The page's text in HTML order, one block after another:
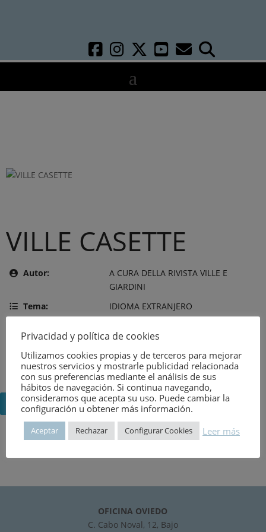
VILLE CASETTE
Autor:
A CURA DELLA RIVISTA VILLE E
GIARDINI
Tema:
IDIOMA EXTRANJERO
Año de publicación:
Número:
1691
Volver
OFICINA OVIEDO
C. Cabo Noval, 12, Bajo
Privacidad y política de cookies
Utilizamos cookies propias y de terceros para mejorar
nuestros servicios y mostrarle publicidad relacionada
con sus preferencias mediante el análisis de sus
hábitos de navegación. Si continua navegando,
consideramos que acepta su uso. Puede cambiar la
configuración u obtener más información.
Aceptar Rechazar Configurar Cookies Leer más